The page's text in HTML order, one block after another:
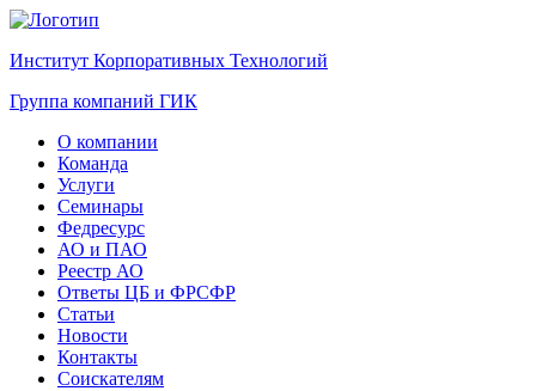
Институт Корпоративных Технологий
Группа компаний ГИК
О компании
Команда
Услуги
Семинары
Федресурс
АО и ПАО
Реестр АО
Ответы ЦБ и ФРСФР
Статьи
Новости
Контакты
Соискателям